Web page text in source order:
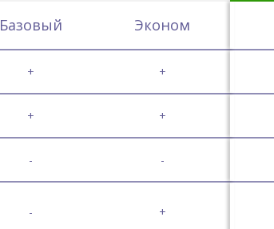
Базовый Эконом
+ +
+ +
- -
- +